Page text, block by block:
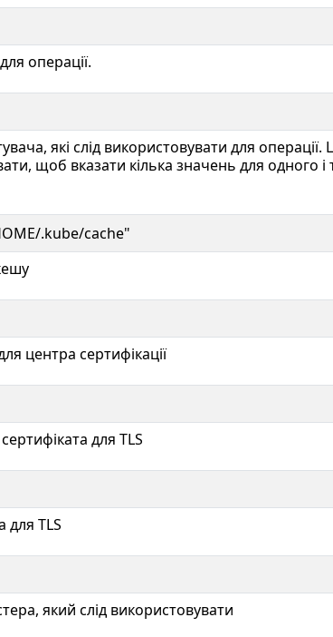
операції.
які слід використовувати для операції.
щоб вказати кілька значень для одного і
.kube/cache"
центра сертифікації
для TLS
для TLS
який слід використовувати